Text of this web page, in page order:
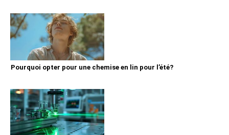
Pourquoi opter pour une chemise en lin pour l’été?